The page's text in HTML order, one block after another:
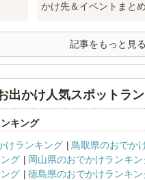
かけ先＆イベントまとめ
記事をもっと見る
出かけ人気スポットラ
キング
けランキング
鳥取県のおでか
グ
岡山県のおでかけランキン
グ
徳島県のおでかけランキン